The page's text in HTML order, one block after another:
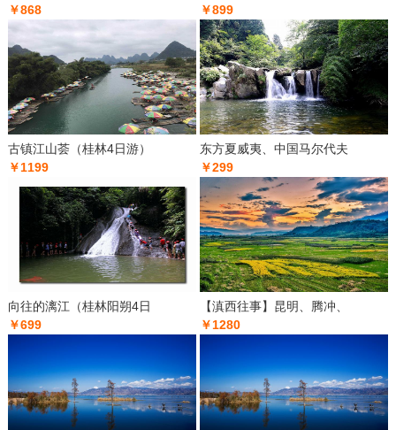
￥868
￥899
古镇江山荟（桂林4日游）
￥1199
东方夏威夷、中国马尔代夫
￥299
向往的漓江（桂林阳朔4日
￥699
【滇西往事】昆明、腾冲、
￥1280